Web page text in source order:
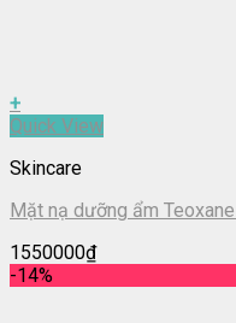
+
Quick View
Skincare
Mặt nạ dưỡng ẩm
1550000₫
-14%